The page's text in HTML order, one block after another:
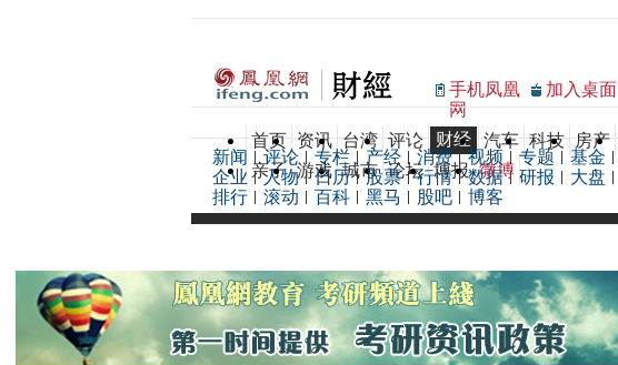
手机凤凰
网
加入桌面
首页 资讯 台湾 评论 财经 汽车 科技 房产
亲子 游戏 城市 论坛 博报 微博
新闻 评论 专栏 产经 消费 视频 专题 基金
企业
人物 日历 股票 行情 数据 研报 大盘
排行
滚动 百科 黑马 股吧 博客